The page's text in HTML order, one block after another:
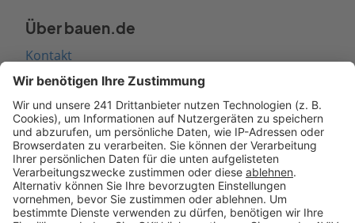
Über bauen.de
Kontakt
Seitenaufbau
Barrierefreiheit
Cookie Einstellungen
Rechtliches
AGB-Übersicht